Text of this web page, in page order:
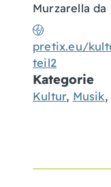
pretix.eu/
teil2
Murzarella
Kategorie
Kultur, Musik,